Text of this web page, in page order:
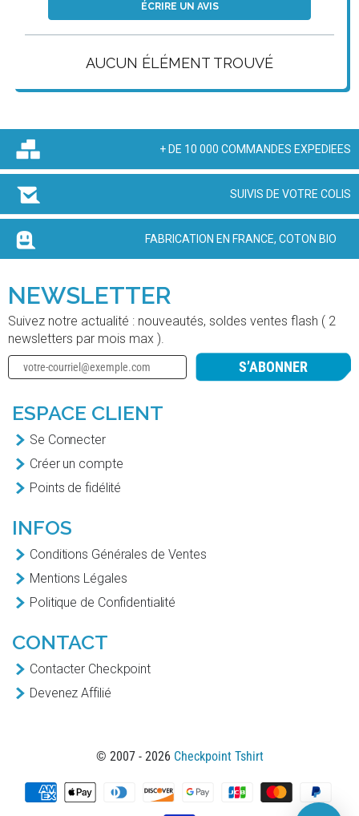
ÉCRIRE UN AVIS
AUCUN ÉLÉMENT TROUVÉ
+ DE 10 000 COMMANDES EXPEDIEES
SUIVIS DE VOTRE COLIS
FABRICATION EN FRANCE, COTON BIO
NEWSLETTER
Suivez notre actualité : nouveautés, soldes ventes flash ( 2
newsletters par mois max ).
S’ABONNER
ESPACE CLIENT
Se Connecter
Créer un compte
Points de fidélité
INFOS
Conditions Générales de Ventes
Mentions Légales
Politique de Confidentialité
CONTACT
Contacter Checkpoint
Devenez Affilié
© 2007 - 2026 Checkpoint Tshirt